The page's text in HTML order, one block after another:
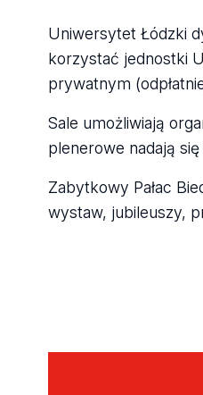
Uniwersytet Łódzki
korzystać jednostki
prywatnym
Sale umożliwiają
plenerowe nadają
Zabytkowy Pałac
wystaw, jubileuszy,